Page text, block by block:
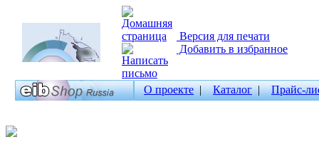
Версия для печати
Добавить в избранное
О проекте| Каталог| Прайс-